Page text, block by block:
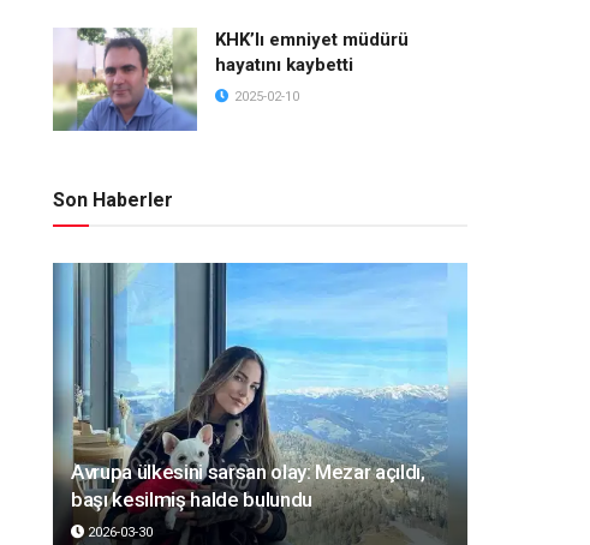
KHK’lı emniyet müdürü
hayatını kaybetti
2025-02-10
Son Haberler
Avrupa ülkesini sarsan olay: Mezar açıldı,
başı kesilmiş halde bulundu
2026-03-30